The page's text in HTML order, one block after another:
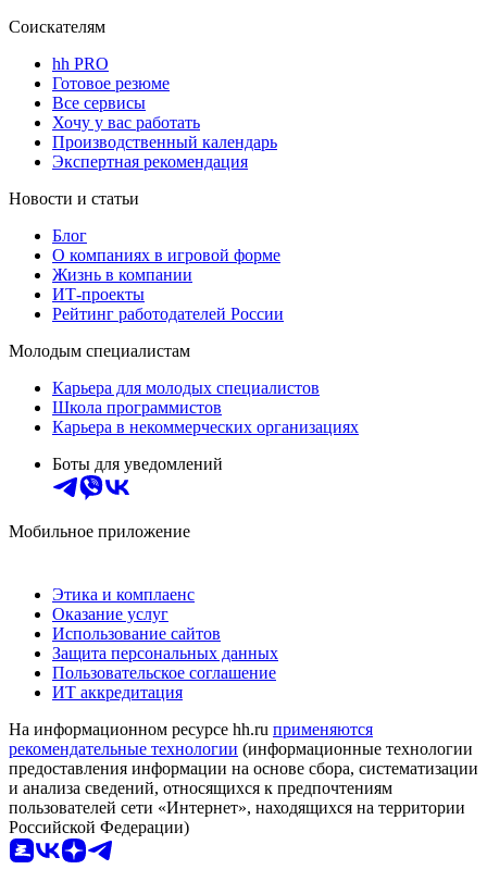
Соискателям
hh PRO
Готовое резюме
Все сервисы
Хочу у вас работать
Производственный календарь
Экспертная рекомендация
Новости и статьи
Блог
О компаниях в игровой форме
Жизнь в компании
ИТ-проекты
Рейтинг работодателей России
Молодым специалистам
Карьера для молодых специалистов
Школа программистов
Карьера в некоммерческих организациях
Боты для уведомлений
Мобильное приложение
Этика и комплаенс
Оказание услуг
Использование сайтов
Защита персональных данных
Пользовательское соглашение
ИТ аккредитация
На информационном ресурсе hh.ru применяются
рекомендательные технологии (информационные технологии
предоставления информации на основе сбора, систематизации
и анализа сведений, относящихся к предпочтениям
пользователей сети «Интернет», находящихся на территории
Российской Федерации)